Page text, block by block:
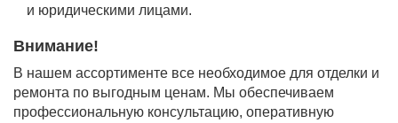
и юридическими лицами.
Внимание!
В нашем ассортименте все необходимое для отделки и
ремонта по выгодным ценам. Мы обеспечиваем
профессиональную консультацию, оперативную